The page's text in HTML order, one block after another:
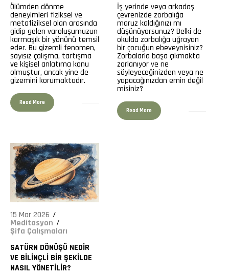
Ölümden dönme
deneyimleri fiziksel ve
metafiziksel olan arasında
gidip gelen varoluşumuzun
karmaşık bir yönünü temsil
eder. Bu gizemli fenomen,
sayısız çalışma, tartışma
ve kişisel anlatıma konu
olmuştur, ancak yine de
gizemini korumaktadır.
Read More
İş yerinde veya arkadaş
çevrenizde zorbalığa
maruz kaldığınızı mı
düşünüyorsunuz? Belki de
okulda zorbalığa uğrayan
bir çocuğun ebeveynisiniz?
Zorbalarla başa çıkmakta
zorlanıyor ve ne
söyleyeceğinizden veya ne
yapacağınızdan emin değil
misiniz?
Read More
15 Mar 2026
Meditasyon
Şifa Çalışmaları
SATÜRN DÖNÜŞÜ NEDIR
VE BILINÇLI BIR ŞEKILDE
NASIL YÖNETILIR?
155